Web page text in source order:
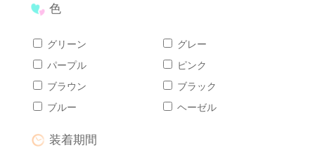
色
グリーン
グレー
パープル
ピンク
ブラウン
ブラック
ブルー
ヘーゼル
装着期間